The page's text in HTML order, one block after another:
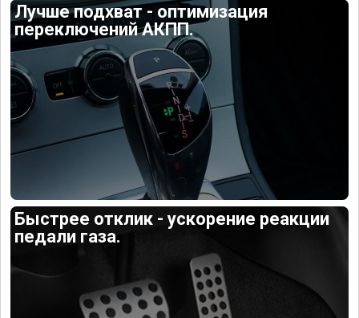
Лучше подхват - оптимизация
переключений АКПП.
Быстрее отклик - ускорение реакции
педали газа.